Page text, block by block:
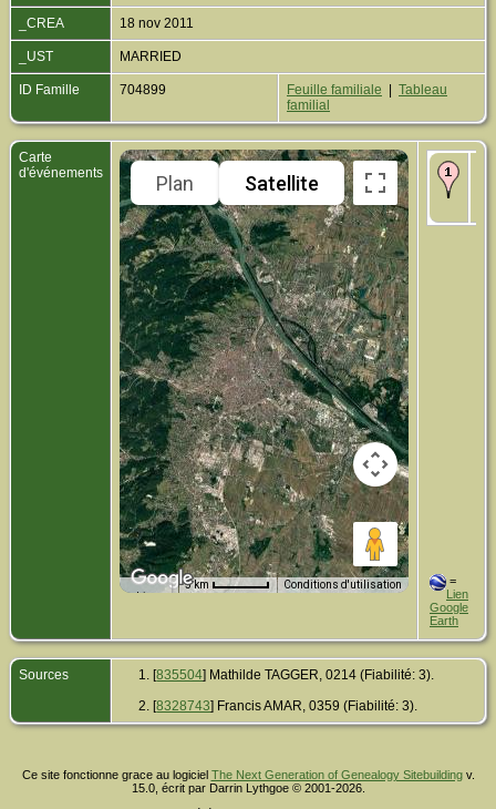
_CREA 18 nov 2011
_UST MARRIED
ID Famille 704899 Feuille familiale
Tableau
familial
Carte
d'événements
Plan Satellite
Données cartographiques
5 km Conditions d'utilisation
=
Lien
Google
Earth
Sources [835504] Mathilde TAGGER, 0214 (Fiabilité: 3).
[8328743] Francis AMAR, 0359 (Fiabilité: 3).
Ce site fonctionne grace au logiciel The Next Generation of Genealogy Sitebuildingv.
15.0, écrit par Darrin Lythgoe © 2001-2026.